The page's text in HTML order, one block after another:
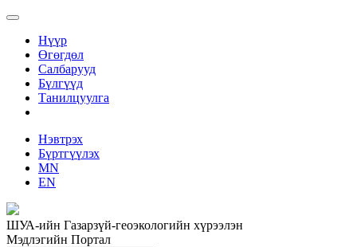
Нүүр
Өгөгдөл
Салбарууд
Бүлгүүд
Танилцуулга
Нэвтрэх
Бүртгүүлэх
MN
EN
ШУА-ийн Газарзүй-геоэкологийн хүрээлэн
Мэдлэгийн Портал